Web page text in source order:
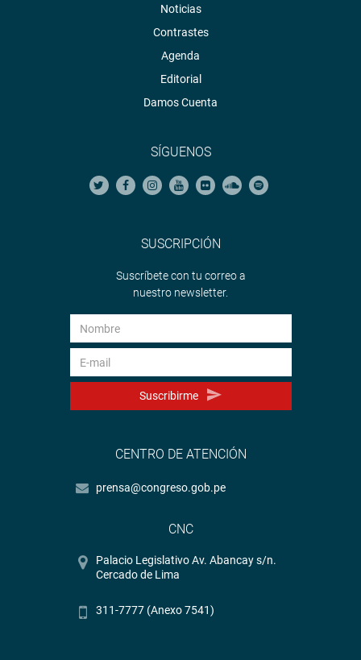
Noticias
Contrastes
Agenda
Editorial
Damos Cuenta
SÍGUENOS
SUSCRIPCIÓN
Suscríbete con tu correo a
nuestro newsletter.
Suscribirme
CENTRO DE ATENCIÓN
prensa@congreso.gob.pe
CNC
Palacio Legislativo Av. Abancay s/n.
Cercado de Lima
311-7777 (Anexo 7541)